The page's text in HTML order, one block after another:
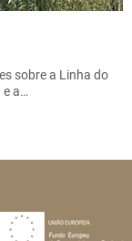
sobre a Linha do
e a…